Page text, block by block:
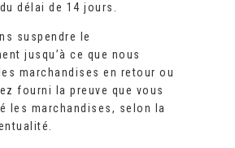
délai de 14 jours.
suspendre le
jusqu’à ce que nous
marchandises en retour ou
fourni la preuve que vous
les marchandises, selon la